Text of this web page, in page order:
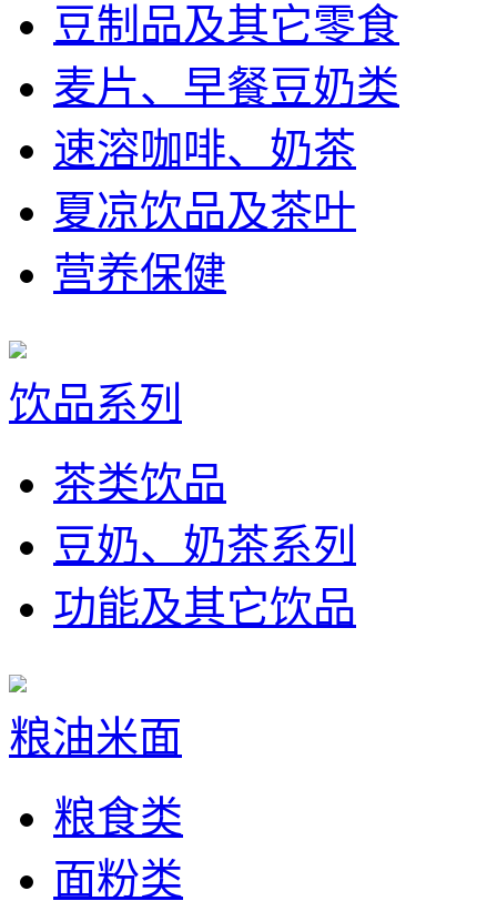
豆制品及其它零食
麦片、早餐豆奶类
速溶咖啡、奶茶
夏凉饮品及茶叶
营养保健
饮品系列
茶类饮品
豆奶、奶茶系列
功能及其它饮品
粮油米面
粮食类
面粉类